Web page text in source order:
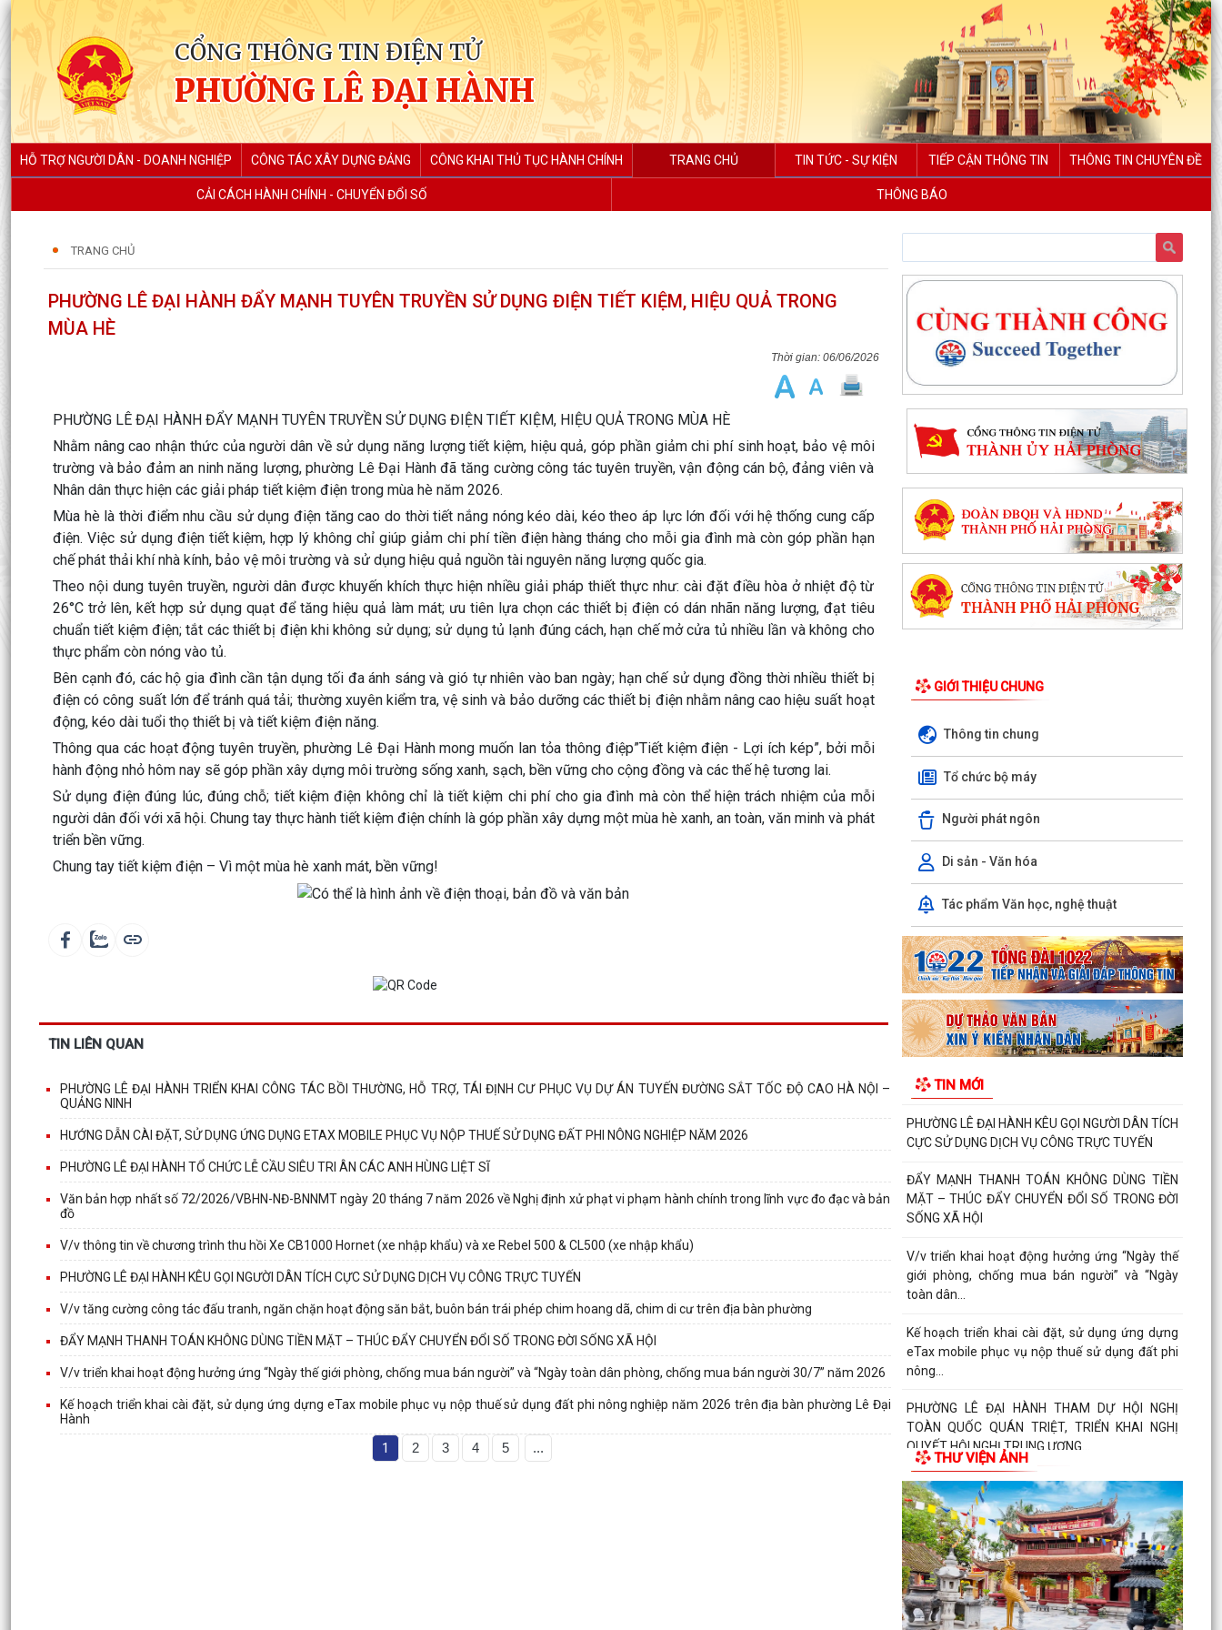
CỔNG THÔNG TIN ĐIỆN TỬ
PHƯỜNG LÊ ĐẠI HÀNH
HỖ TRỢ NGƯỜI DÂN - DOANH NGHIỆP CÔNG TÁC XÂY DỰNG ĐẢNG CÔNG KHAI THỦ TỤC HÀNH CHÍNH TRANG CHỦ TIN TỨC - SỰ KIỆN TIẾP CẬN THÔNG TIN THÔNG TIN CHUYÊN ĐỀ
CẢI CÁCH HÀNH CHÍNH - CHUYỂN ĐỔI SỐ THÔNG BÁO
TRANG CHỦ
PHƯỜNG LÊ ĐẠI HÀNH ĐẨY MẠNH TUYÊN TRUYỀN SỬ DỤNG ĐIỆN TIẾT KIỆM, HIỆU QUẢ TRONG
MÙA HÈ
06/06/2026
PHƯỜNG LÊ ĐẠI HÀNH ĐẨY MẠNH TUYÊN TRUYỀN SỬ DỤNG ĐIỆN TIẾT KIỆM, HIỆU QUẢ TRONG MÙA HÈ
Nhằm nâng cao nhận thức của người dân về sử dụng năng lượng tiết kiệm, hiệu quả, góp phần giảm chi phí sinh hoạt, bảo vệ môi
trường và bảo đảm an ninh năng lượng, phường Lê Đại Hành đã tăng cường công tác tuyên truyền, vận động cán bộ, đảng viên và
Nhân dân thực hiện các giải pháp tiết kiệm điện trong mùa hè năm 2026.
Mùa hè là thời điểm nhu cầu sử dụng điện tăng cao do thời tiết nắng nóng kéo dài, kéo theo áp lực lớn đối với hệ thống cung cấp
điện. Việc sử dụng điện tiết kiệm, hợp lý không chỉ giúp giảm chi phí tiền điện hàng tháng cho mỗi gia đình mà còn góp phần hạn
chế phát thải khí nhà kính, bảo vệ môi trường và sử dụng hiệu quả nguồn tài nguyên năng lượng quốc gia.
Theo nội dung tuyên truyền, người dân được khuyến khích thực hiện nhiều giải pháp thiết thực như: cài đặt điều hòa ở nhiệt độ từ
26°C trở lên, kết hợp sử dụng quạt để tăng hiệu quả làm mát; ưu tiên lựa chọn các thiết bị điện có dán nhãn năng lượng, đạt tiêu
chuẩn tiết kiệm điện; tắt các thiết bị điện khi không sử dụng; sử dụng tủ lạnh đúng cách, hạn chế mở cửa tủ nhiều lần và không cho
thực phẩm còn nóng vào tủ.
Bên cạnh đó, các hộ gia đình cần tận dụng tối đa ánh sáng và gió tự nhiên vào ban ngày; hạn chế sử dụng đồng thời nhiều thiết bị
điện có công suất lớn để tránh quá tải; thường xuyên kiểm tra, vệ sinh và bảo dưỡng các thiết bị điện nhằm nâng cao hiệu suất hoạt
động, kéo dài tuổi thọ thiết bị và tiết kiệm điện năng.
Thông qua các hoạt động tuyên truyền, phường Lê Đại Hành mong muốn lan tỏa thông điệp”Tiết kiệm điện - Lợi ích kép”, bởi mỗi
hành động nhỏ hôm nay sẽ góp phần xây dựng môi trường sống xanh, sạch, bền vững cho cộng đồng và các thế hệ tương lai.
Sử dụng điện đúng lúc, đúng chỗ; tiết kiệm điện không chỉ là tiết kiệm chi phí cho gia đình mà còn thể hiện trách nhiệm của mỗi
người dân đối với xã hội. Chung tay thực hành tiết kiệm điện chính là góp phần xây dựng một mùa hè xanh, an toàn, văn minh và phát
triển bền vững.
Chung tay tiết kiệm điện – Vì một mùa hè xanh mát, bền vững!
TIN LIÊN QUAN
PHƯỜNG LÊ ĐẠI HÀNH TRIỂN KHAI CÔNG TÁC BỒI THƯỜNG, HỖ TRỢ, TÁI ĐỊNH CƯ PHỤC VỤ DỰ ÁN TUYẾN ĐƯỜNG SẮT TỐC ĐỘ CAO HÀ NỘI –
QUẢNG NINH
HƯỚNG DẪN CÀI ĐẶT, SỬ DỤNG ỨNG DỤNG ETAX MOBILE PHỤC VỤ NỘP THUẾ SỬ DỤNG ĐẤT PHI NÔNG NGHIỆP NĂM 2026
PHƯỜNG LÊ ĐẠI HÀNH TỔ CHỨC LỄ CẦU SIÊU TRI ÂN CÁC ANH HÙNG LIỆT SĨ
Văn bản hợp nhất số 72/2026/VBHN-NĐ-BNNMT ngày 20 tháng 7 năm 2026 về Nghị định xử phạt vi phạm hành chính trong lĩnh vực đo đạc và bản
đồ
V/v thông tin về chương trình thu hồi Xe CB1000 Hornet (xe nhập khẩu) và xe Rebel 500 & CL500 (xe nhập khẩu)
PHƯỜNG LÊ ĐẠI HÀNH KÊU GỌI NGƯỜI DÂN TÍCH CỰC SỬ DỤNG DỊCH VỤ CÔNG TRỰC TUYẾN
V/v tăng cường công tác đấu tranh, ngăn chặn hoạt động săn bắt, buôn bán trái phép chim hoang dã, chim di cư trên địa bàn phường
ĐẨY MẠNH THANH TOÁN KHÔNG DÙNG TIỀN MẶT – THÚC ĐẨY CHUYỂN ĐỔI SỐ TRONG ĐỜI SỐNG XÃ HỘI
V/v triển khai hoạt động hưởng ứng “Ngày thế giới phòng, chống mua bán người” và “Ngày toàn dân phòng, chống mua bán người 30/7” năm 2026
Kế hoạch triển khai cài đặt, sử dụng ứng dựng eTax mobile phục vụ nộp thuế sử dụng đất phi nông nghiệp năm 2026 trên địa bàn phường Lê Đại
Hành
1 2 3 4 5 ...
GIỚI THIỆU CHUNG
Thông tin chung
Tổ chức bộ máy
Người phát ngôn
Di sản - Văn hóa
Tác phẩm Văn học, nghệ thuật
TIN MỚI
PHƯỜNG LÊ ĐẠI HÀNH TỔ CHỨC LỄ CẦU SIÊU
TRI ÂN CÁC ANH HÙNG LIỆT SĨ
INFOGRAPHIC TUYÊN TRUYỀN TỘI PHẠM MUA
BÁN NGƯỜI HIỂU ĐÚNG ĐỂ PHÒNG TRÁNH
Luật HGƠCS (sửa đổi): Tập trung vào 05 chính
sách, đáp ứng yêu cầu phát triển trong bối cảnh
mới
Văn bản hợp nhất số 72/2026/VBHN-NĐ-
BNNMT ngày 20 tháng 7 năm 2026 về Nghị định
xử phạt vi phạm...
V/v thông tin về chương trình thu hồi Xe
& CL500 (xe...
PHƯỜNG LÊ ĐẠI HÀNH KÊU GỌI NGƯỜI DÂN TÍCH
CỰC SỬ DỤNG DỊCH VỤ CÔNG TRỰC TUYẾN
ĐẨY MẠNH THANH TOÁN KHÔNG DÙNG TIỀN
MẶT – THÚC ĐẨY CHUYỂN ĐỔI SỐ TRONG ĐỜI
SỐNG XÃ HỘI
V/v triển khai hoạt động hưởng ứng “Ngày thế
giới phòng, chống mua bán người” và “Ngày
toàn dân...
Kế hoạch triển khai cài đặt, sử dụng ứng dựng
eTax mobile phục vụ nộp thuế sử dụng đất phi
nông...
PHƯỜNG LÊ ĐẠI HÀNH THAM DỰ HỘI NGHỊ
TOÀN QUỐC QUÁN TRIỆT, TRIỂN KHAI NGHỊ
QUYẾT HỘI NGHỊ TRUNG ƯƠNG...
HOẠT ĐỘNG CỦA HỘI CỰU CHIẾN BINH PHƯỜNG
LÊ ĐẠI HÀNH NHÂN KỶ NIỆM 79 NĂM NGÀY
THƯƠNG BINH - LIỆT SĨ...
ỦY BAN MTTQ VIỆT NAM PHƯỜNG LÊ ĐẠI HÀNH
PHỐI HỢP VỚI NGÂN HÀNG CHÍNH SÁCH XÃ HỘI
CHÍ LINH THĂM,...
THƯ VIỆN ẢNH